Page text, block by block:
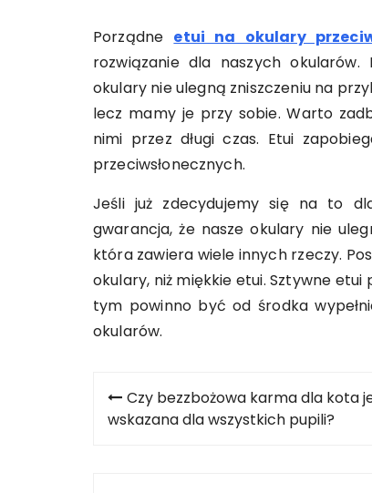
Porządne etui na okulary
rozwiązanie dla naszych
okulary nie ulegną zniszczeniu na
lecz mamy je przy sobie. Warto
nimi przez długi czas. Etui
przeciwsłonecznych.
Jeśli już zdecydujemy się na to
gwarancja, że nasze okulary nie
która zawiera wiele innych rzeczy.
okulary, niż miękkie etui. Sztywne
tym powinno być od środka
okularów.
Nawigacja
wpisu
Czy bezzbożowa karma dla kota
wskazana dla wszystkich pupili?